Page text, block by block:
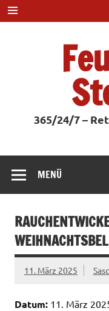
Zum
Inhalt
springen
365/24/7 –
MENÜ
11. März 2025
Datum: 11. März